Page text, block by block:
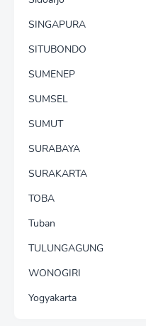
SINGAPURA
SITUBONDO
SUMENEP
SUMSEL
SUMUT
SURABAYA
SURAKARTA
TOBA
Tuban
TULUNGAGUNG
WONOGIRI
Yogyakarta